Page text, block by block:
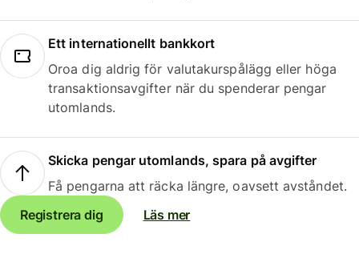
Ett internationellt bankkort
Oroa dig aldrig för valutakurspålägg eller höga
transaktionsavgifter när du spenderar pengar
utomlands.
Skicka pengar utomlands, spara på avgifter
Få pengarna att räcka längre, oavsett avståndet.
Registrera dig
Läs mer